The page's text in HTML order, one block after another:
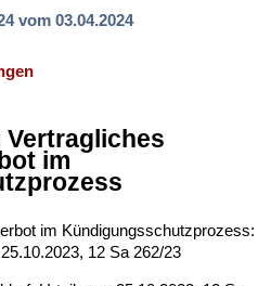
vom 03.04.2024
im
im Kündigungsschutzprozess:
12 Sa 262/23